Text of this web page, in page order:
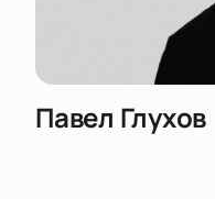
Павел Глухов